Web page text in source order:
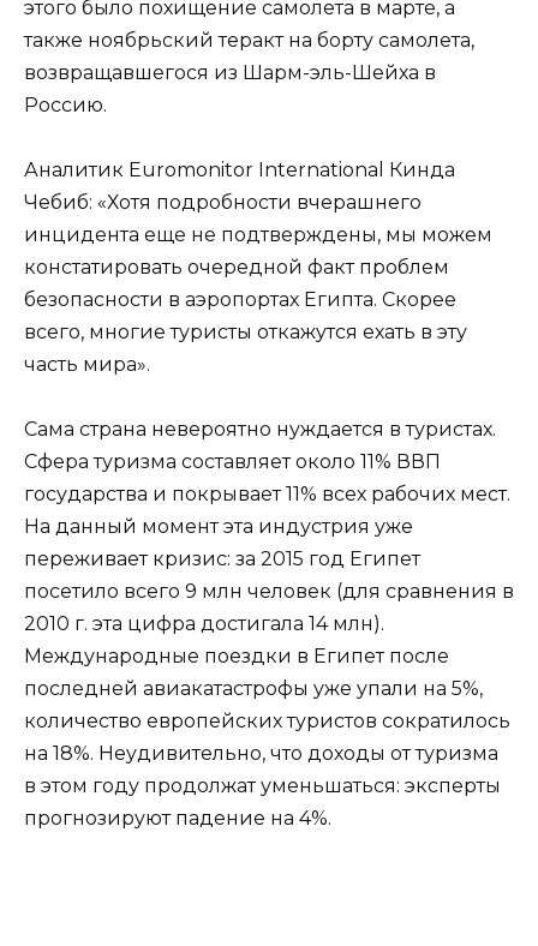
этого было похищение самолета в марте, а
также ноябрьский теракт на борту самолета,
возвращавшегося из Шарм-эль-Шейха в
Россию.
Аналитик Euromonitor International Кинда
Чебиб: «Хотя подробности вчерашнего
инцидента еще не подтверждены, мы можем
констатировать очередной факт проблем
безопасности в аэропортах Египта. Скорее
всего, многие туристы откажутся ехать в эту
часть мира».
Сама страна невероятно нуждается в туристах.
Сфера туризма составляет около 11% ВВП
государства и покрывает 11% всех рабочих мест.
На данный момент эта индустрия уже
переживает кризис: за 2015 год Египет
посетило всего 9 млн человек (для сравнения в
2010 г. эта цифра достигала 14 млн).
Международные поездки в Египет после
последней авиакатастрофы уже упали на 5%,
количество европейских туристов сократилось
на 18%. Неудивительно, что доходы от туризма
в этом году продолжат уменьшаться: эксперты
прогнозируют падение на 4%.